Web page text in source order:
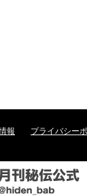
報 プライバシー